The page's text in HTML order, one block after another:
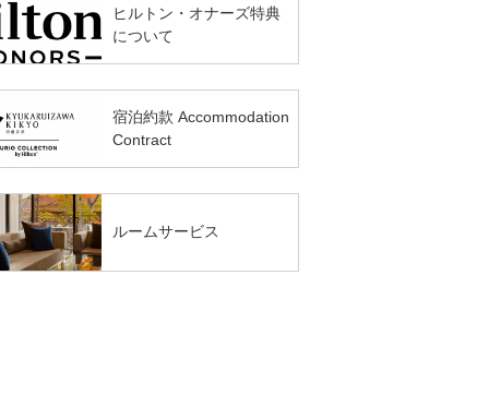
ヒルトン・オナーズ特典
について
宿泊約款 Accommodation
Contract
ルームサービス